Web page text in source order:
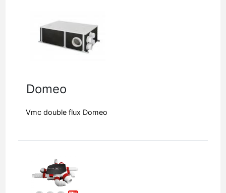
Domeo
Vmc double flux Domeo